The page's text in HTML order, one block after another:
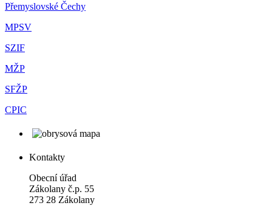
Přemyslovské Čechy
MPSV
SZIF
MŽP
SFŽP
CPIC
Kontakty
Obecní úřad
Zákolany č.p. 55
273 28 Zákolany